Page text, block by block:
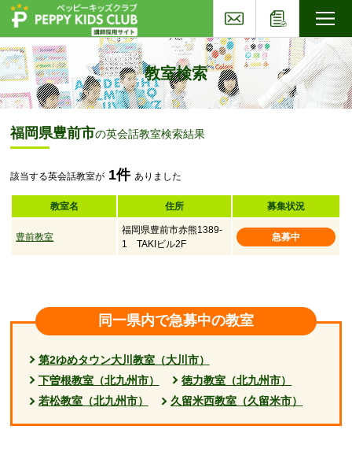
教室検索
福岡県豊前市の英会話教室検索結果
該当する英会話教室が 1件 ありました
教室名 住所 募集状況
豊前教室
福岡県豊前市赤熊1389-
1 TAKIビル2F
急募中
同一県内で急募中の教室
第2ゆめタウン大川教室（大川市）
下曽根教室（北九州市）
徳力教室（北九州市）
若松教室（北九州市）
久留米西教室（久留米市）